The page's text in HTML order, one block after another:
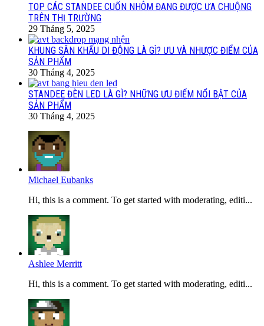
TOP CÁC STANDEE CUỐN NHÔM ĐANG ĐƯỢC ƯA CHUỘNG
TRÊN THỊ TRƯỜNG
29 Tháng 5, 2025
KHUNG SÂN KHẤU DI ĐỘNG LÀ GÌ? ƯU VÀ NHƯỢC ĐIỂM CỦA
SẢN PHẨM
30 Tháng 4, 2025
STANDEE ĐÈN LED LÀ GÌ? NHỮNG ƯU ĐIỂM NỔI BẬT CỦA
SẢN PHẨM
30 Tháng 4, 2025
Michael Eubanks
Hi, this is a comment. To get started with moderating, editi...
Ashlee Merritt
Hi, this is a comment. To get started with moderating, editi...